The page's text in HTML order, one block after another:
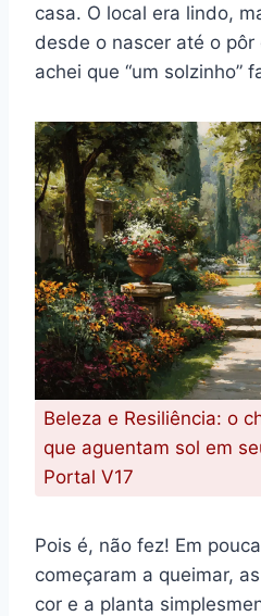
casa. O local era lindo,
desde o nascer até o pôr
achei que “um solzinho”
Beleza e Resiliência: o
que aguentam sol em
Portal V17
Pois é, não fez! Em
começaram a queimar,
cor e a planta